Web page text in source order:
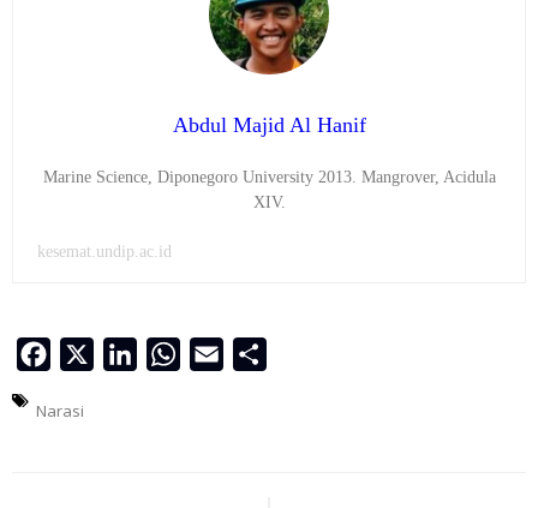
Abdul Majid Al Hanif
Marine Science, Diponegoro University 2013. Mangrover, Acidula
XIV.
kesemat.undip.ac.id
Facebook LinkedInWhatsApp
Email
Narasi